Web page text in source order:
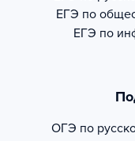
ЕГЭ по
ЕГЭ по
ОГЭ по